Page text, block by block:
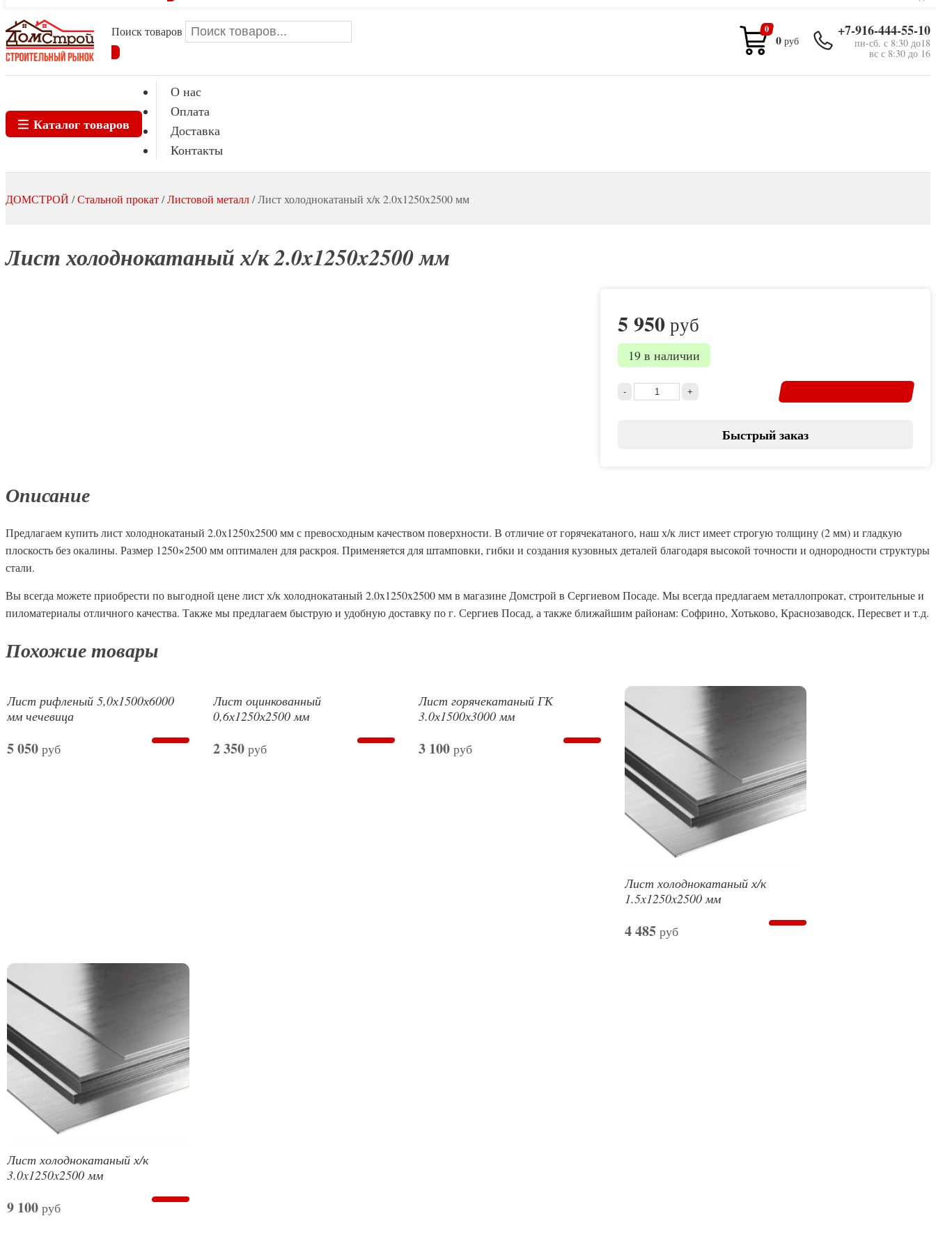
Поиск товаров 0
0 руб
+7-916-444-55-10
пн-сб. с 8:30 до18
вс с 8:30 до 16
Каталог товаров
О нас
Оплата
Доставка
Контакты
ДОМСТРОЙ /Стальной прокат/Листовой металл/Лист холоднокатаный х/к 2.0x1250x2500 мм
Лист холоднокатаный х/к 2.0x1250x2500 мм
5 950руб
19 в наличии
Быстрый заказ
Описание
Предлагаем купить лист холоднокатаный 2.0х1250х2500 мм с превосходным качеством поверхности. В отличие от горячекатаного, наш х/к лист имеет строгую толщину (2 мм) и гладкую
плоскость без окалины. Размер 1250×2500 мм оптимален для раскроя. Применяется для штамповки, гибки и создания кузовных деталей благодаря высокой точности и однородности структуры
стали.
Вы всегда можете приобрести по выгодной цене лист х/к холоднокатаный 2.0x1250x2500 мм в магазине Домстрой в Сергиевом Посаде. Мы всегда предлагаем металлопрокат, строительные и
пиломатериалы отличного качества. Также мы предлагаем быструю и удобную доставку по г. Сергиев Посад, а также ближайшим районам: Софрино, Хотьково, Краснозаводск, Пересвет и т.д.
Похожие товары
Лист рифленый 5,0х1500х6000
мм чечевица
5 050 руб
Лист оцинкованный
0,6х1250х2500 мм
2 350руб
Лист горячекатаный ГК
3.0х1500х3000 мм
3 100 руб
Лист холоднокатаный х/к
1.5x1250x2500 мм
4 485руб
Лист холоднокатаный х/к
3.0x1250x2500 мм
9 100 руб